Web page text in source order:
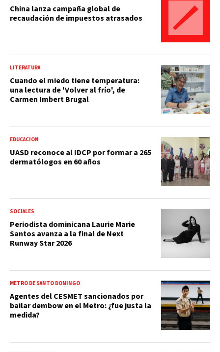
China lanza campaña global de
recaudación de impuestos atrasados
LITERATURA
Cuando el miedo tiene temperatura:
una lectura de 'Volver al frío', de
Carmen Imbert Brugal
EDUCACIÓN
UASD reconoce al IDCP por formar a 265
dermatólogos en 60 años
SOCIALES
Periodista dominicana Laurie Marie
Santos avanza a la final de Next
Runway Star 2026
METRO DE SANTO DOMINGO
Agentes del CESMET sancionados por
bailar dembow en el Metro: ¿fue justa la
medida?